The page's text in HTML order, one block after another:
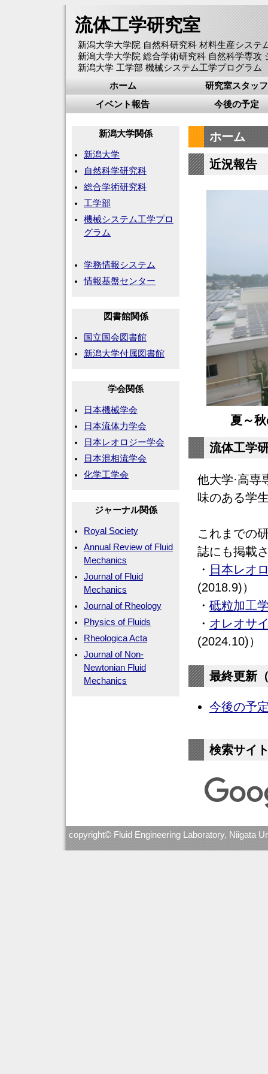
流体工学研究室
新潟大学大学院 自然科研究科 材料生産システ
新潟大学大学院 総合学術研究科 自然科学専攻
新潟大学 工学部 機械システム工学プログラム
ホーム
研究室スタッフ
イベント報告
今後の予定
ホーム
近況報告
夏～
流体工学
他大学·高専
味のある学
これまでの
誌にも掲載
・ 日本レオ
(2018.9)）
・ 砥粒加工
・ オレオサ
(2024.10)）
最終更新
今後の予
検索サイ
新潟大学関係
新潟大学
自然科学研究科
総合学術研究科
工学部
機械システム工学プロ
グラム
学務情報システム
情報基盤センター
図書館関係
国立国会図書館
新潟大学付属図書館
学会関係
日本機械学会
日本流体力学会
日本レオロジー学会
日本混相流学会
化学工学会
ジャーナル関係
Royal Society
Annual Review of Fluid
Mechanics
Journal of Fluid
Mechanics
Journal of Rheology
Physics of Fluids
Rheologica Acta
Journal of Non-
Newtonian Fluid
Mechanics
copyright© Fluid Engineering Laboratory, Niigata